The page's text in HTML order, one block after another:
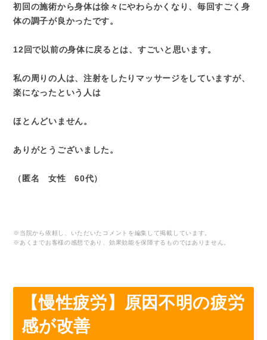
初回の施術から身体は徐々にやわらかくなり、毎回すごく身
体の調子が良かったです。
12回で以前の身体に戻るとは、すごいと思います。
私の周りの人は、注射をしたりマッサージをしていますが、
楽になったという人は
ほとんどいません。
ありがとうございました。
（匿名 女性 60代）
※当院から依頼し、いただいたコメントを編集して掲載しています。
※あくまでお客様の感想であり、効果効能を保障するものではありません。
【慢性疲労】原因不明の疲労
感が改善